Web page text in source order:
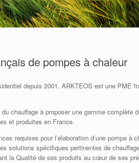
de pompes à chaleur
depuis 2001, ARKTEOS est une PME
chauffage à proposer une gamme complète
et produites en France.
requises pour l’élaboration d’une pompe à
solutions spécifiques pertinentes de
la Qualité de ses produits au cœur de ses